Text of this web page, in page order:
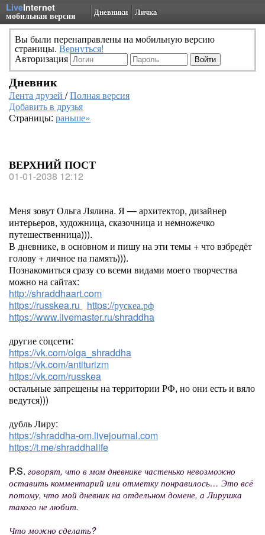
LiveInternet
мобильная версия Дневники Личка
Вы были перенаправлены на мобильную версию
страницы. Вернуться!
Авторизация
Дневник
Лента друзей /Полная версия
Добавить в друзья
Страницы: раньше»
ВЕРХНИЙ ПОСТ
01-01-2038 12:12
Меня зовут Ольга Лялина. Я — архитектор, дизайнер
интерьеров, художница, сказочница и немножечко
путешественница))).
В дневнике, в основном и пишу на эти темы + что взбредёт
голову + личное на память))).
Познакомиться сразу со всеми видами моего творчества
можно на сайтах:
http://shraddhaart.com
https://russkea.ru
https://рускеа.рф
https://www.livemaster.ru/shraddha
другие соцсети:
https://vk.com/olga_shraddha
https://vk.com/antiturizm
https://vk.com/russkea
остальные запрещены на территории РФ, но они есть и вяло
ведутся)))
дубль Лиру:
https://shraddha-om.livejournal.com
https://t.me/shraddhalife
P.S. говорят, что в мом дневнике частенько невозможно
оставить комментарий или отметку понравилось… Это всё
потому, что мой дневник на отдельном домене, а Лирушка
такого не любит.
Что можно сделать?